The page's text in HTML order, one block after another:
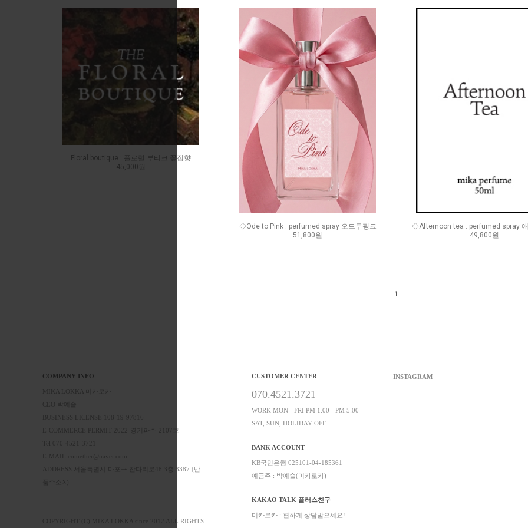
Floral boutique : 플로럴 부티크 꽃집향
45,000원
◇Ode to Pink : perfumed spray 오드투핑크
51,800원
◇Afternoon tea : perfumed spray 애
49,800원
1
COMPANY INFO
MIKA LOKKA 미카로카
BUSINESS LICENSE 108-19-97816
E-COMMERCE PERMIT 2022-경기파주-2107호
E-MAIL comether@naver.com
ADDRESS 서울특별시 마포구 잔다리로48 3층 3387 (반
품주소X)
COPYRIGHT (C) MIKA LOKKA since 2012 ALL RIGHTS
CUSTOMER CENTER
070.4521.3721
WORK MON - FRI PM 1:00 - PM 5:00
SAT, SUN, HOLIDAY OFF
BANK ACCOUNT
KB국민은행 025101-04-185361
예금주 : 박예슬(미카로카)
KAKAO TALK 플러스친구
미카로카 : 편하게 상담받으세요!
INSTAGRAM